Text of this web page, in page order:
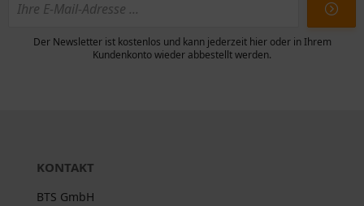
Der Newsletter ist kostenlos und kann jederzeit hier oder in Ihrem
Kundenkonto wieder abbestellt werden.
KONTAKT
BTS GmbH